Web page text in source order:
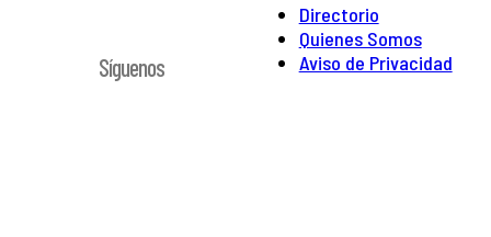
Directorio
Quienes Somos
Aviso de Privacidad
Síguenos